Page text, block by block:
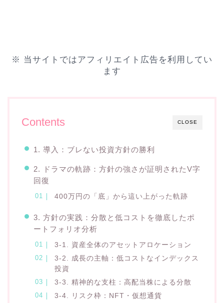
※ 当サイトではアフィリエイト広告を利用してい
ます
CLOSE
Contents
1. 導入：ブレない投資方針の勝利
2. ドラマの軌跡：方針の強さが証明されたV字
回復
400万円の「底」から這い上がった軌跡
3. 方針の実践：分散と低コストを徹底したポ
ートフォリオ分析
3-1. 資産全体のアセットアロケーション
3-2. 成長の主軸：低コストなインデックス
投資
3-3. 精神的な支柱：高配当株による分散
3-4. リスク枠：NFT・仮想通貨